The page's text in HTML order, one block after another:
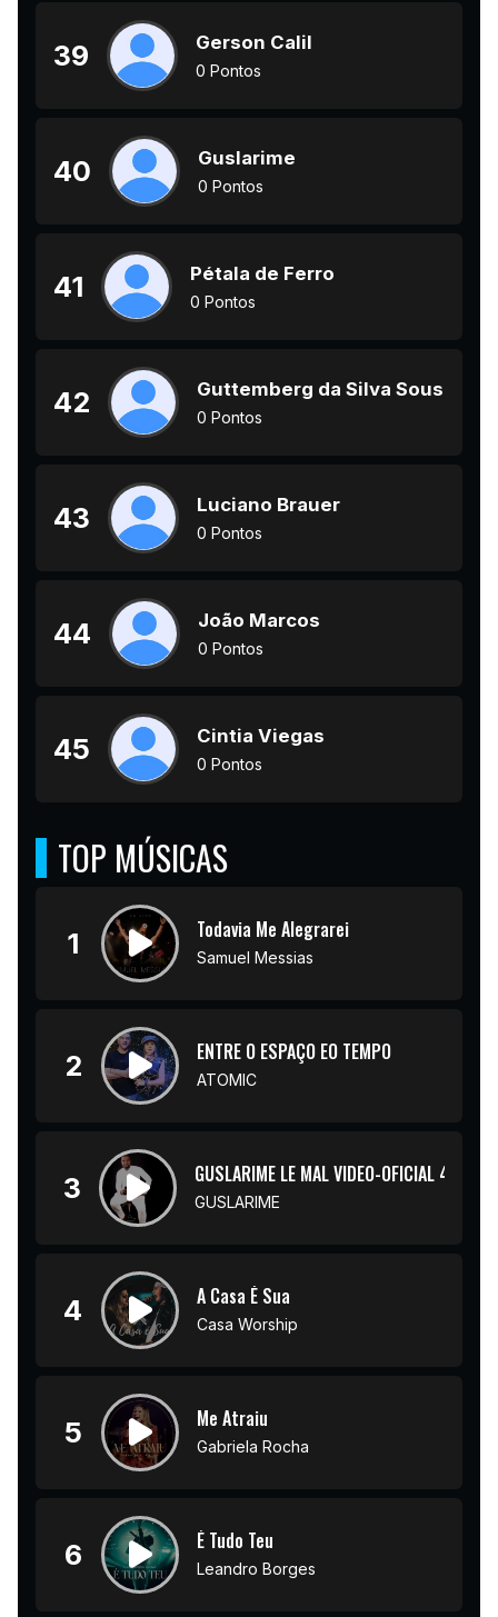
39 Gerson Calil
0 Pontos
40 Guslarime
0 Pontos
41 Pétala de Ferro
0 Pontos
42 Guttemberg da Silva Sousa
0 Pontos
43 Luciano Brauer
0 Pontos
44 João Marcos
0 Pontos
45 Cintia Viegas
0 Pontos
TOP MÚSICAS
1 Todavia Me Alegrarei
Samuel Messias
2 ENTRE O ESPAÇO EO TEMPO
ATOMIC
3 GUSLARIME LE MAL VIDEO-OFICIAL 4K
GUSLARIME
4 A Casa É Sua
Casa Worship
5 Me Atraiu
Gabriela Rocha
6 É Tudo Teu
Leandro Borges